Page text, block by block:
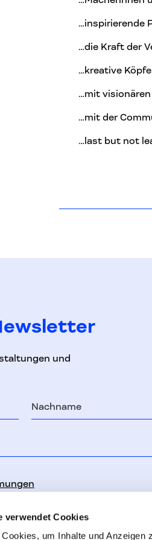
verwendet Cookies
um Inhalte und
…inspirierende
…die Kraft der
…kreative Köpfe
…mit visionären
…mit der
…last but not
und
Nachname